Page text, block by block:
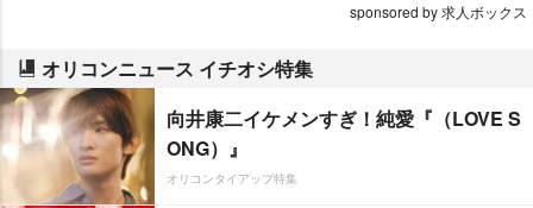
sponsored by 求人ボックス
オリコンニュース イチオシ特集
向井康二イケメンすぎ！純愛『（LOVE S
ONG）』
オリコンタイアップ特集